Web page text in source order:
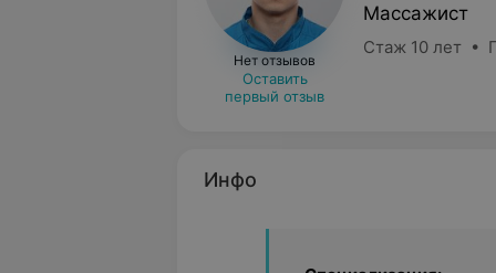
Нет отзывов
Оставить
первый отзыв
Массажист
Стаж 10 лет •
Инфо